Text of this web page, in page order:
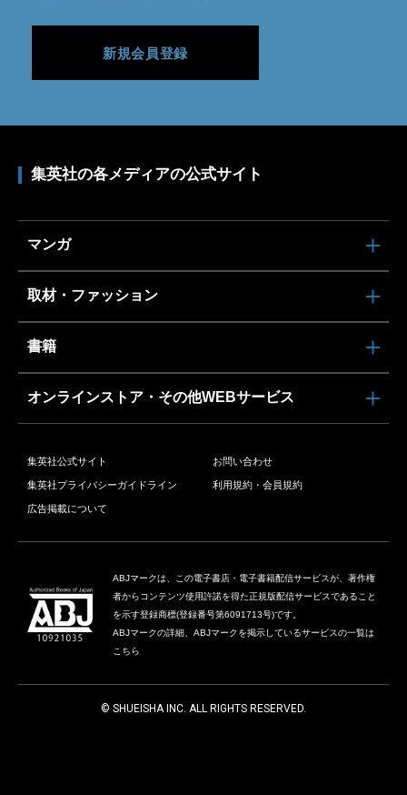
新規会員登録
集英社の各メディアの公式サイト
マンガ
取材・ファッション
書籍
オンラインストア・その他WEBサービス
集英社公式サイト お問い合わせ
集英社プライバシーガイドライン 利用規約・会員規約
広告掲載について
ABJマークは、この電子書店・電子書籍配信サービスが、著作権
者からコンテンツ使用許諾を得た正規版配信サービスであること
を示す登録商標(登録番号第6091713号)です。
ABJマークの詳細、ABJマークを掲示しているサービスの一覧は
こちら
© SHUEISHA INC. ALL RIGHTS RESERVED.